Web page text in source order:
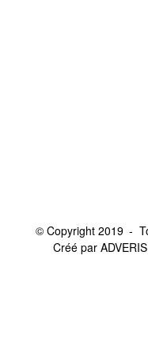
© Copyright 2019
Créé par ADVERIS